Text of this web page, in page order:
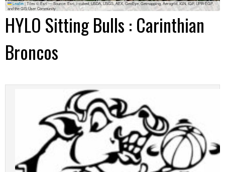
Leaflet |Tiles © Esri — Source: Esri, i-cubed, USDA, USGS, AEX, GeoEye, Getmapping, Aerogrid, IGN, IGP, UPR-EGP,
and the GIS User Community
HYLO Sitting Bulls : Carinthian
Broncos